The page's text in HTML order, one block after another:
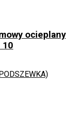
ocieplany
10